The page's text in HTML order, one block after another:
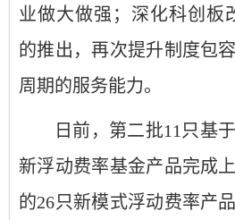
业做大做强；深化科创板
的推出，再次提升制度包
周期的服务能力。
日前，第二批11只基
新浮动费率基金产品完成
的26只新模式浮动费率产